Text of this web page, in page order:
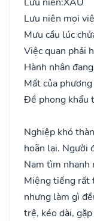
Lưu niên mọi
Mưu cầu lúc
Việc quan phải
Hành nhân
Mất của
Đề phong khẩu
Nghiệp khó
hoãn lại. Người
Nam tìm nhanh
Miệng tiếng rất
nhưng làm gì
trệ, kéo dài,